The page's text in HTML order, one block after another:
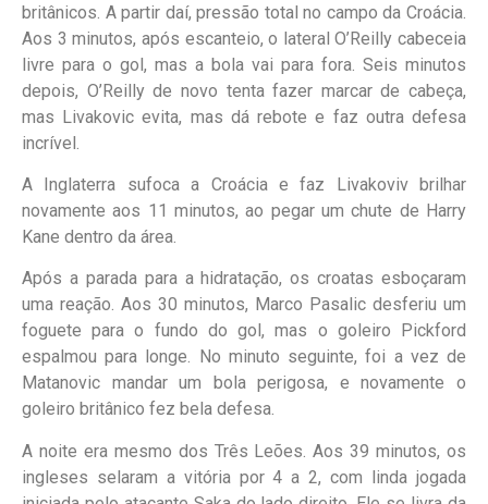
britânicos. A partir daí, pressão total no campo da Croácia.
Aos 3 minutos, após escanteio, o lateral O’Reilly cabeceia
livre para o gol, mas a bola vai para fora. Seis minutos
depois, O’Reilly de novo tenta fazer marcar de cabeça,
mas Livakovic evita, mas dá rebote e faz outra defesa
incrível.
A Inglaterra sufoca a Croácia e faz Livakoviv brilhar
novamente aos 11 minutos, ao pegar um chute de Harry
Kane dentro da área.
Após a parada para a hidratação, os croatas esboçaram
uma reação. Aos 30 minutos, Marco Pasalic desferiu um
foguete para o fundo do gol, mas o goleiro Pickford
espalmou para longe. No minuto seguinte, foi a vez de
Matanovic mandar um bola perigosa, e novamente o
goleiro britânico fez bela defesa.
A noite era mesmo dos Três Leões. Aos 39 minutos, os
ingleses selaram a vitória por 4 a 2, com linda jogada